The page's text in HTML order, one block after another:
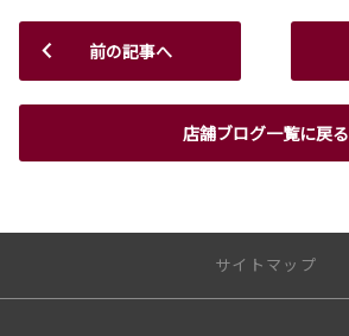
前の記事へ
店舗ブログ一覧に戻る
サイトマップ